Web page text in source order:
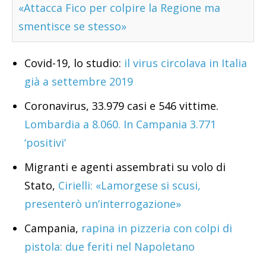
«Attacca Fico per colpire la Regione ma
smentisce se stesso»
Covid-19, lo studio: il virus circolava in Italia
già a settembre 2019
Coronavirus, 33.979 casi e 546 vittime.
Lombardia a 8.060. In Campania 3.771
‘positivi’
Migranti e agenti assembrati su volo di
Stato, Cirielli: «Lamorgese si scusi,
presenterò un’interrogazione»
Campania, rapina in pizzeria con colpi di
pistola: due feriti nel Napoletano